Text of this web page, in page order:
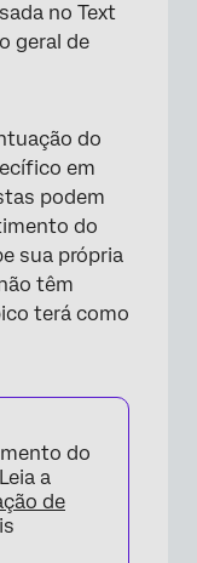
no Text
geral de
do
em
podem
do
sua própria
têm
terá como
do
a
de